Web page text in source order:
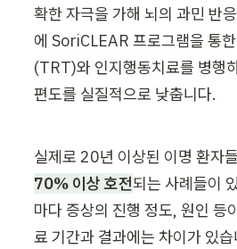
확한 자극을 가해 뇌의 과민 반
에 SoriCLEAR 프로그램을 통
(TRT)와 인지행동치료를 병행
편도를 실질적으로 낮춥니다.
실제로 20년 이상된 이명 환자
70% 이상 호전되는 사례들이
마다 증상의 진행 정도, 원인 등
료 기간과 결과에는 차이가 있습